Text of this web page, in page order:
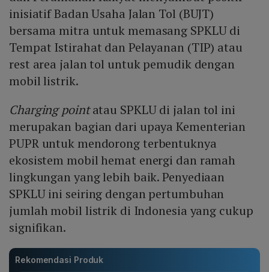
inisiatif Badan Usaha Jalan Tol (BUJT)
bersama mitra untuk memasang SPKLU di
Tempat Istirahat dan Pelayanan (TIP) atau
rest area jalan tol untuk pemudik dengan
mobil listrik.
Charging pointatau SPKLU di jalan tol ini
merupakan bagian dari upaya Kementerian
PUPR untuk mendorong terbentuknya
ekosistem mobil hemat energi dan ramah
lingkungan yang lebih baik. Penyediaan
SPKLU ini seiring dengan pertumbuhan
jumlah mobil listrik di Indonesia yang cukup
signifikan.
Rekomendasi Produk